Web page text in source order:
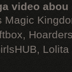
video abou
Magic
Lolita